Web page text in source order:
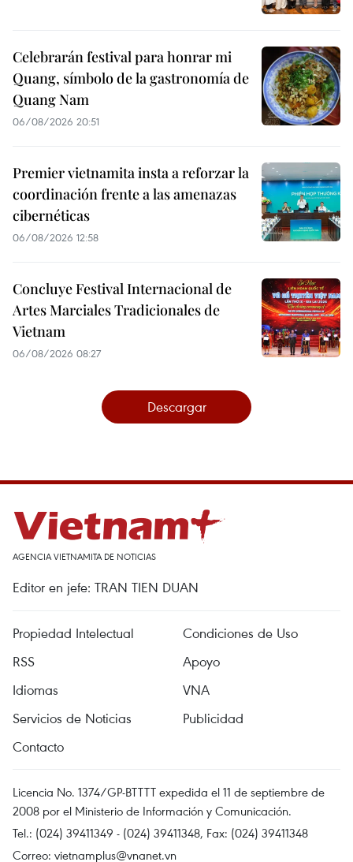
Celebrarán festival para honrar mi
Quang, símbolo de la gastronomía de
Quang Nam
06/08/2026 20:51
Premier vietnamita insta a reforzar la
coordinación frente a las amenazas
cibernéticas
06/08/2026 12:58
Concluye Festival Internacional de
Artes Marciales Tradicionales de
Vietnam
06/08/2026 08:27
Descargar
AGENCIA VIETNAMITA DE NOTICIAS
Editor en jefe: TRAN TIEN DUAN
Propiedad Intelectual
Condiciones de Uso
RSS
Apoyo
Idiomas
VNA
Servicios de Noticias
Publicidad
Contacto
Licencia No. 1374/GP-BTTTT expedida el 11 de septiembre de
2008 por el Ministerio de Información y Comunicación.
Tel.: (024) 39411349 - (024) 39411348, Fax: (024) 39411348
Correo: vietnamplus@vnanet.vn